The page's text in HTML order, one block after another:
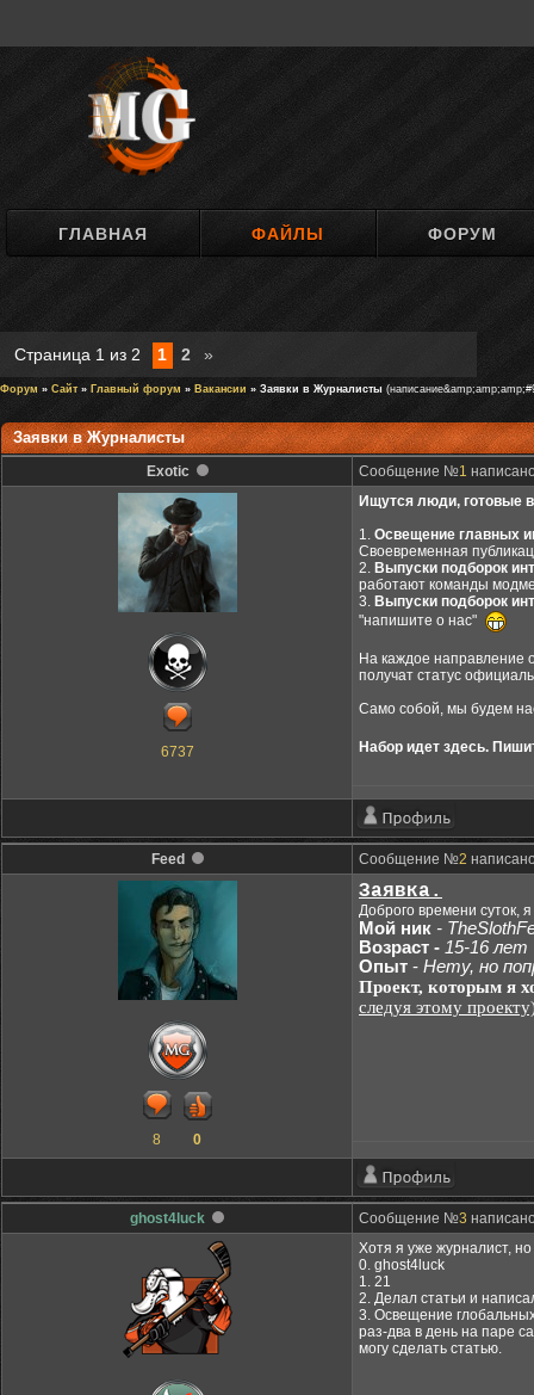
ГЛАВНАЯ ФАЙЛЫ ФОРУМ
Страница 1 из 2 1 2 »
Форум » Сайт» Главный форум » Вакансии » Заявки в Журналисты
Заявки в Журналисты
Exotic Сообщение №1
6737
Ищутся люди, готовые
1. Освещение главных
Своевременная
2. Выпуски подборок
работают команды
3. Выпуски подборок
"напишите о нас"
На каждое направление
получат статус
Само собой, мы будем
Набор идет здесь.
Feed Сообщение №2
8 0
Заявка.
Доброго времени суток,
Мой ник -
Возраст - 15-16 лет
Опыт - Нету, но
Проект, которым я
следуя этому
ghost4luck Сообщение №3
Хотя я уже журналист, но
0. ghost4luck
1. 21
2. Делал статьи и
3. Освещение
раз-два в день на паре
могу сделать статью.